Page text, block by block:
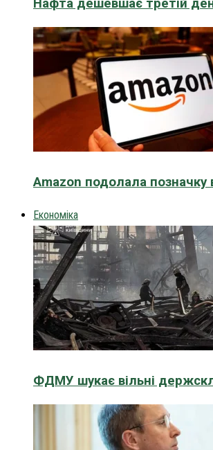
Нафта дешевшає третій
Amazon подолала позначку
Економіка
ФДМУ шукає вільні